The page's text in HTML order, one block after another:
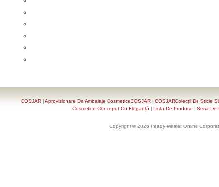
COSJAR | Aprovizionare De Ambalaje CosmeticeCOSJAR | COSJARColecții De Sticle
Cosmetice Conceput Cu Eleganță | Lista De Produse | Seria De
Copyright © 2026 Ready-Market Online